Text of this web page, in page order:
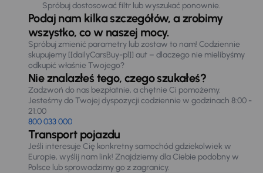
Spróbuj dostosować filtr lub wyszukać ponownie.
Podaj nam kilka szczegółów, a zrobimy
wszystko, co w naszej mocy.
Spróbuj zmienić parametry lub zostaw to nam! Codziennie
skupujemy [[dailyCarsBuy-pl]] aut – dlaczego nie mielibyśmy
odkupić właśnie Twojego?
Nie znalazłeś tego, czego szukałeś?
Zadzwoń do nas bezpłatnie, a chętnie Ci pomożemy.
Jesteśmy do Twojej dyspozycji codziennie w godzinach 8:00 -
21:00
800 033 000
Transport pojazdu
Jeśli interesuje Cię konkretny samochód gdziekolwiek w
Europie, wyślij nam link! Znajdziemy dla Ciebie podobny w
Polsce lub sprowadzimy go z zagranicy.